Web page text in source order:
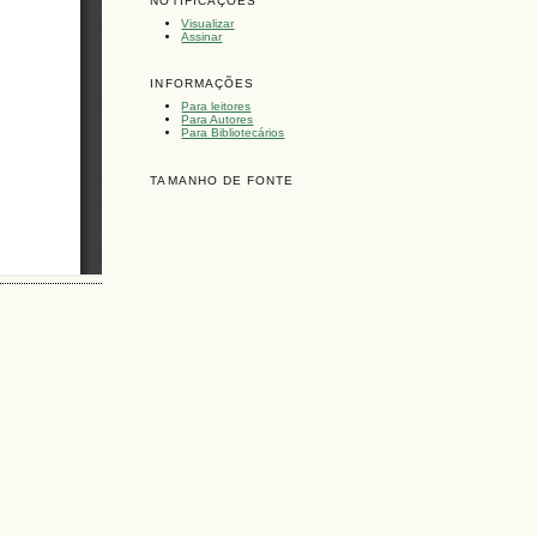
Visualizar
Assinar
INFORMAÇÕES
Para leitores
Para Autores
Para Bibliotecários
TAMANHO DE FONTE